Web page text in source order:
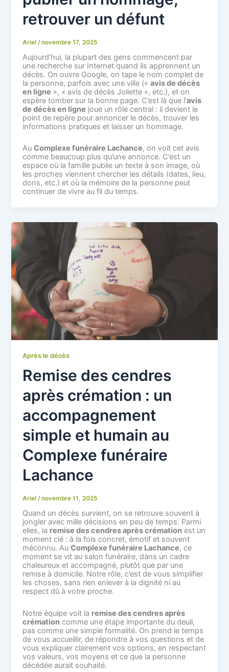
retrouver un défunt
Ariel/novembre 17, 2025
Aujourd’hui, la plupart des gens commencent par
une recherche sur Internet quand ils apprennent un
décès. On ouvre Google, on tape le nom complet de
la personne, parfois avec une ville («avis de décès
en ligne », « avis de décès Joliette », etc.), et on
espère tomber sur la bonne page. C’est là que l’avis
de décès en ligne joue un rôle central : il devient le
point de repère pour annoncer le décès, trouver les
informations pratiques et laisser un hommage.
AuComplexe funéraire Lachance, on voit cet avis
comme beaucoup plus qu’une annonce. C’est un
espace où la famille publie un texte à son image, où
les proches viennent chercher les détails (dates, lieu,
dons, etc.) et où la mémoire de la personne peut
continuer de vivre au fil du temps.
Après le décès
Remise des cendres
après crémation : un
accompagnement
simple et humain au
Complexe funéraire
Lachance
Ariel/novembre 11, 2025
Quand un décès survient, on se retrouve souvent à
jongler avec mille décisions en peu de temps. Parmi
elles, la remise des cendres après crémation est un
moment clé : à la fois concret, émotif et souvent
méconnu. AuComplexe funéraire Lachance, ce
moment se vit au salon funéraire, dans un cadre
chaleureux et accompagné, plutôt que par une
remise à domicile. Notre rôle, c’est de vous simplifier
les choses, sans rien enlever à la dignité ni au
respect dû à votre proche.
Notre équipe voit la remise des cendres après
crémation comme une étape importante du deuil,
pas comme une simple formalité. On prend le temps
de vous accueillir, de répondre à vos questions et de
vous expliquer clairement vos options, en respectant
vos valeurs, vos moyens et ce que la personne
décédée aurait souhaité.